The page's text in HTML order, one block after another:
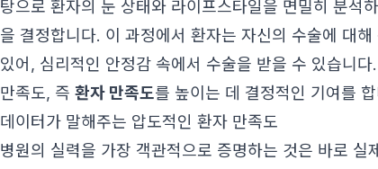
탕으로 환자의 눈 상태와 라이프스타일을 면밀히 분석
을 결정합니다. 이 과정에서 환자는 자신의 수술에 대
있어, 심리적인 안정감 속에서 수술을 받을 수 있습니
만족도, 즉 환자 만족도를 높이는 데 결정적인 기여를
데이터가 말해주는 압도적인 환자 만족도
병원의 실력을 가장 객관적으로 증명하는 것은 바로 실